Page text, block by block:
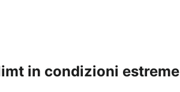
in condizioni estreme